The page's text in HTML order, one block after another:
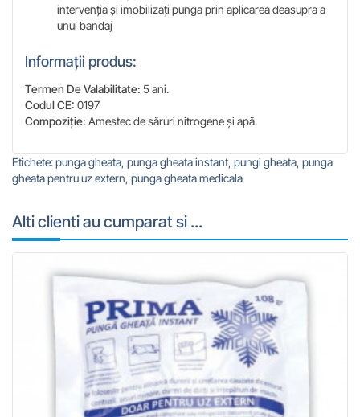
intervenția și imobilizați punga prin aplicarea deasupra a
unui bandaj
Informații produs:
Termen De Valabilitate: 5 ani.
Codul CE: 0197
Compoziție: Amestec de săruri nitrogene și apă.
Etichete:punga gheata, punga gheata instant, pungi gheata, punga
gheata pentru uz extern, punga gheata medicala
Alti clienti au cumparat si ...